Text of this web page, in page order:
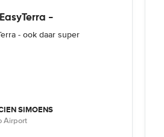
-
- ook daar super
SIMOENS
Airport